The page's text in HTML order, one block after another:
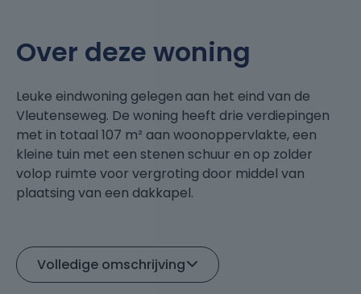
Over deze woning
Leuke eindwoning gelegen aan het eind van de
Vleutenseweg. De woning heeft drie verdiepingen
met in totaal 107 m² aan woonoppervlakte, een
kleine tuin met een stenen schuur en op zolder
volop ruimte voor vergroting door middel van
plaatsing van een dakkapel.
met alle kenmerken van dien derhalve alle
mogelijkheden om de woning te renoveren en naar
Volledige omschrijving